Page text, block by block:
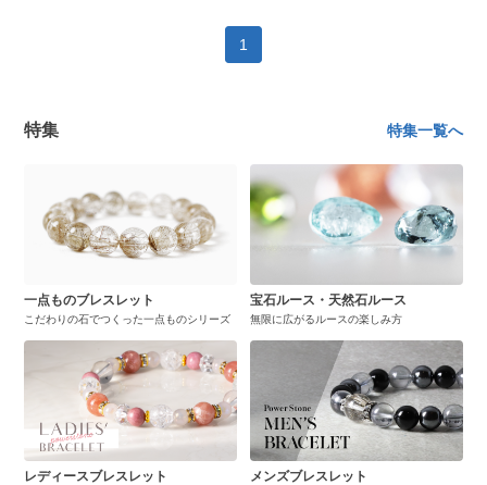
1
特集 特集一覧へ
一点ものブレスレット
こだわりの石でつくった一点ものシリーズ
宝石ルース・天然石ルース
無限に広がるルースの楽しみ方
レディースブレスレット メンズブレスレット